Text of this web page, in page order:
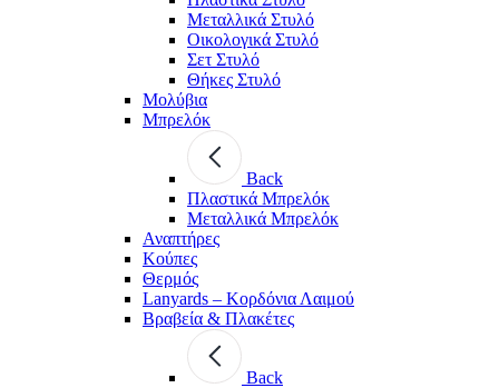
Μεταλλικά Στυλό
Οικολογικά Στυλό
Σετ Στυλό
Θήκες Στυλό
Μολύβια
Μπρελόκ
Back
Πλαστικά Μπρελόκ
Μεταλλικά Μπρελόκ
Αναπτήρες
Κούπες
Θερμός
Lanyards – Kορδόνια Λαιμού
Βραβεία & Πλακέτες
Back